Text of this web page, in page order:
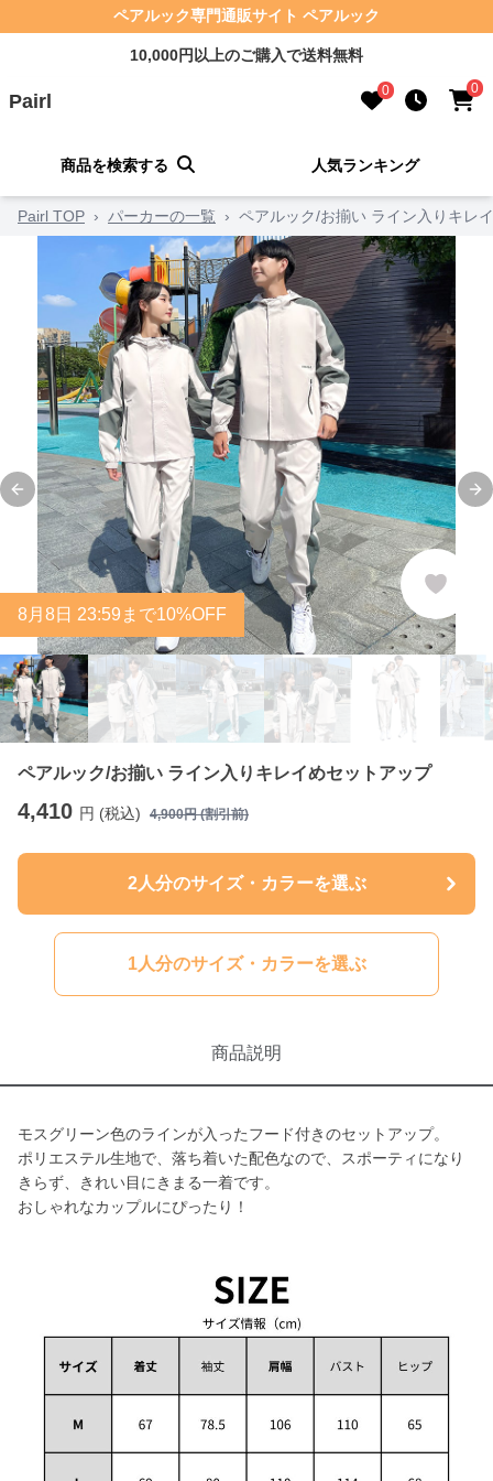
ペアルック専門通販サイト ペアルック
10,000円以上のご購入で送料無料
Pairl 0 0
商品を検索する 人気ランキング
Pairl TOP › パーカーの一覧 › ペアルック/お揃い ライン入りキレ
Previous slide
8月 8日 23:59まで10%OFF
ペアルック/お揃い ライン入りキレイめセットアップ
4,410 円 (税込) 4,900円 (割引前)
2人分のサイズ・カラーを選ぶ
1人分のサイズ・カラーを選ぶ
商品説明
モスグリーン色のラインが入ったフード付きのセットアップ。
ポリエステル生地で、落ち着いた配色なので、スポーティになり
きらず、きれい目にきまる一着です。
おしゃれなカップルにぴったり！